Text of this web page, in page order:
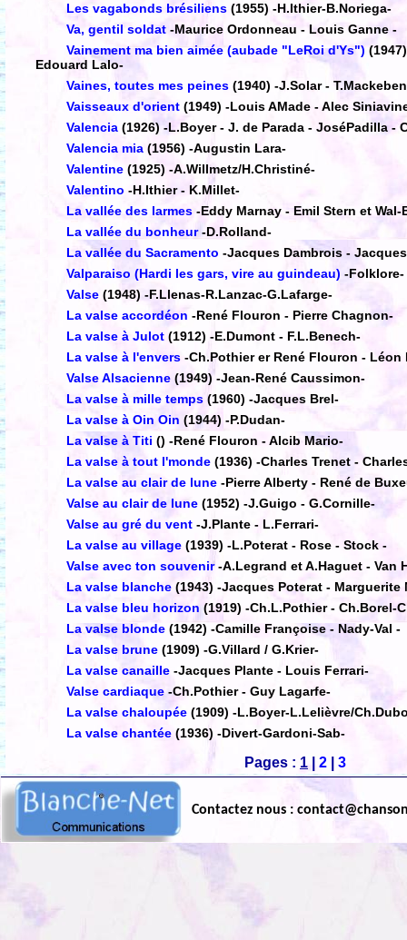
Les vagabonds brésiliens (1955) -H.Ithier-B.Noriega-
Va, gentil soldat -Maurice Ordonneau - Louis Ganne -
Vainement ma bien aimée (aubade "LeRoi d'Ys") (1947)
Edouard Lalo-
Vaines, toutes mes peines (1940) -J.Solar -
Vaisseaux d'orient (1949) -Louis AMade - Alec
Valencia (1926) -L.Boyer - J. de Parada - JoséPadilla -
Valencia mia (1956) -Augustin Lara-
Valentine (1925) -A.Willmetz/H.Christiné-
Valentino -H.Ithier - K.Millet-
La vallée des larmes -Eddy Marnay - Emil Stern et Wal-
La vallée du bonheur -D.Rolland-
La vallée du Sacramento -Jacques Dambrois -
Valparaiso (Hardi les gars, vire au guindeau) -Folklore-
Valse (1948) -F.Llenas-R.Lanzac-G.Lafarge-
La valse accordéon -René Flouron - Pierre Chagnon-
La valse à Julot (1912) -E.Dumont - F.L.Benech-
La valse à l'envers -Ch.Pothier er René Flouron - Léon
Valse Alsacienne (1949) -Jean-René Caussimon-
La valse à mille temps (1960) -Jacques Brel-
La valse à Oin Oin (1944) -P.Dudan-
La valse à Titi () -René Flouron - Alcib Mario-
La valse à tout l'monde (1936) -Charles Trenet -
La valse au clair de lune -Pierre Alberty - René de
Valse au clair de lune (1952) -J.Guigo - G.Cornille-
Valse au gré du vent -J.Plante - L.Ferrari-
La valse au village (1939) -L.Poterat - Rose - Stock -
Valse avec ton souvenir -A.Legrand et A.Haguet - Van
La valse blanche (1943) -Jacques Poterat - Marguerite
La valse bleu horizon (1919) -Ch.L.Pothier - Ch.Borel-
La valse blonde (1942) -Camille Françoise - Nady-Val -
La valse brune (1909) -G.Villard / G.Krier-
La valse canaille -Jacques Plante - Louis Ferrari-
Valse cardiaque -Ch.Pothier - Guy Lagarfe-
La valse chaloupée (1909) -L.Boyer-L.Lelièvre/
La valse chantée (1936) -Divert-Gardoni-Sab-
Pages : 1 2 3
Contactez nous :